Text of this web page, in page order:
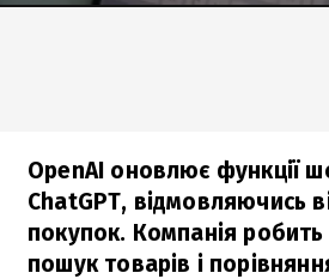
OpenAI оновлює функції
ChatGPT, відмовляючись
покупок. Компанія робить
пошук товарів і